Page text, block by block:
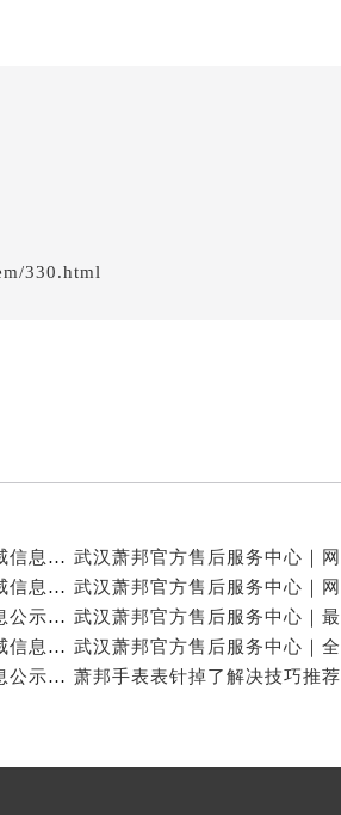
330.html
武汉萧邦官方售后服务中心｜官方热线与门店地址权威信息公示（2026年6月最新）
武汉萧邦官方售后服务中心｜全部网点地址与热线权威信息公示（2026年6月最新）
武汉萧邦官方售后服务中心｜地址与联系电话权威信息公示（2026年6月最新）
武汉萧邦官方售后服务中心｜完整地址与联系电话权威信息公示（2026年6月最新）
武汉萧邦官方售后服务中心｜最新电话及地址权威信息公示（2026年6月最新） 萧邦手表表针掉了解决技巧推荐